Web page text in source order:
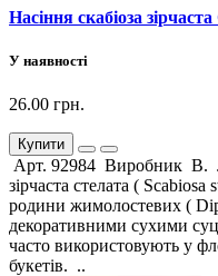
Насіння скабіоза
У наявності
26.00 грн.
Купити
Арт. 92984 Виробник В.
зірчаста стелата (
родини жимолостевих (
декоративними сухими
часто використовують у
букетів. ..